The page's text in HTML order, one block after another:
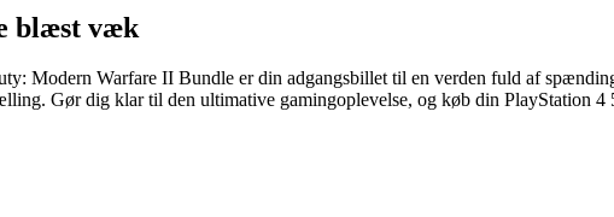
blæst væk
Modern Warfare II Bundle er din adgangsbillet til en verden fuld af
Gør dig klar til den ultimative gamingoplevelse, og køb din PlayStation